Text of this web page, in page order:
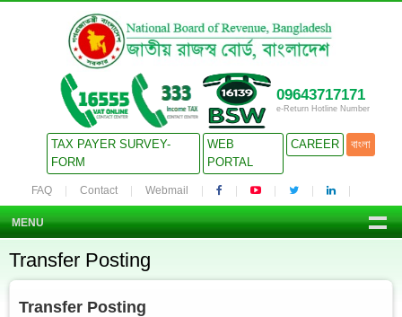
09643717171
e-Return Hotline Number
TAX PAYER SURVEY-
FORM
WEB
PORTAL
CAREER বাংলা
FAQ Contact Webmail
MENU
Transfer Posting
Transfer Posting